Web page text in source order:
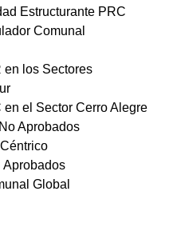
Estructurante PRC
Comunal
en los Sectores
el Sector Cerro Alegre
Aprobados
Aprobados
Global